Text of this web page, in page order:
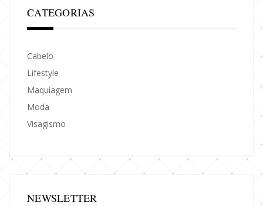
CATEGORIAS
Cabelo
Lifestyle
Maquiagem
Moda
Visagismo
NEWSLETTER